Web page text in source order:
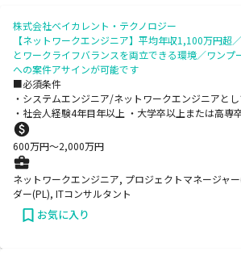
株式会社ベイカレント・テクノロジー
【ネットワークエンジニア】平均年収1,100万円超
とワークライフバランスを両立できる環境／ワンプ
への案件アサインが可能です
■必須条件
・システムエンジニア/ネットワークエンジニアと
・社会人経験4年目年以上 ・大学卒以上または高専
600万円〜2,000万円
ネットワークエンジニア, プロジェクトマネージャ
ダー(PL), ITコンサルタント
お気に入り